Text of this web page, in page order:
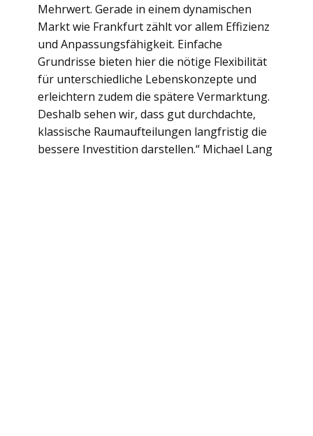
Mehrwert. Gerade in einem dynamischen
Markt wie Frankfurt zählt vor allem Effizienz
und Anpassungsfähigkeit. Einfache
Grundrisse bieten hier die nötige Flexibilität
für unterschiedliche Lebenskonzepte und
erleichtern zudem die spätere Vermarktung.
Deshalb sehen wir, dass gut durchdachte,
klassische Raumaufteilungen langfristig die
bessere Investition darstellen.“ Michael Lang